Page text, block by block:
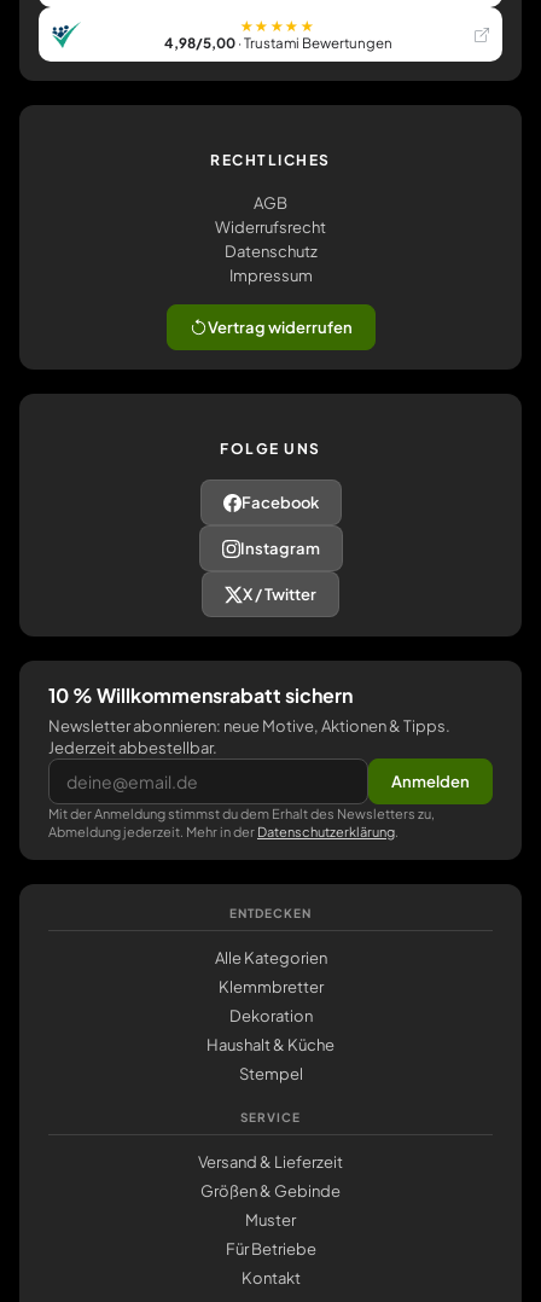
★★★★★
4,98/5,00· Trustami Bewertungen
RECHTLICHES
AGB
Widerrufsrecht
Datenschutz
Impressum
Vertrag widerrufen
FOLGE UNS
Facebook
Instagram
X / Twitter
10 % Willkommensrabatt sichern
Newsletter abonnieren: neue Motive, Aktionen & Tipps.
Jederzeit abbestellbar.
Anmelden
Mit der Anmeldung stimmst du dem Erhalt des Newsletters zu,
Abmeldung jederzeit. Mehr in der Datenschutzerklärung
ENTDECKEN
Alle Kategorien
Klemmbretter
Dekoration
Haushalt & Küche
Stempel
SERVICE
Versand & Lieferzeit
Größen & Gebinde
Muster
Für Betriebe
Kontakt